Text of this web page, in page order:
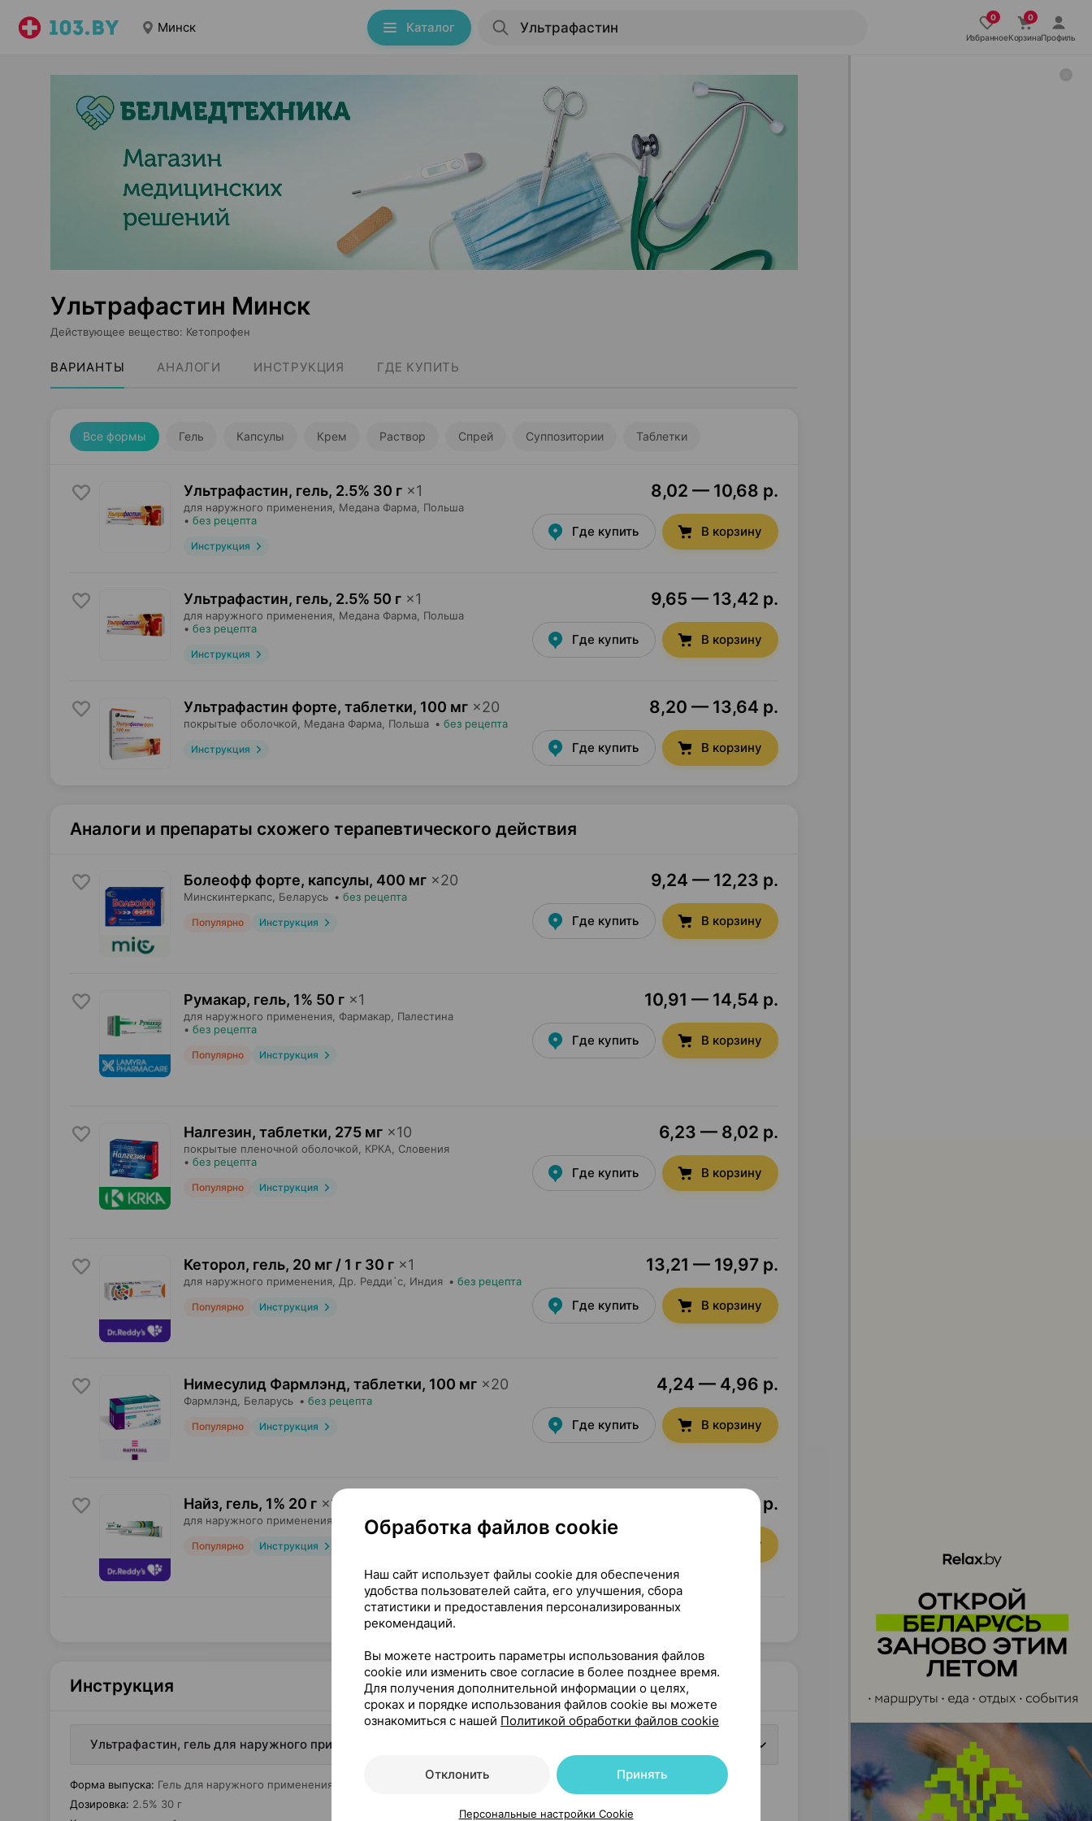
Минск Каталог
ИзбранноеКорзинаПрофиль
Ультрафастин Минск
Действующее вещество: Кетопрофен
ВАРИАНТЫ АНАЛОГИ ИНСТРУКЦИЯ ГДЕ КУПИТЬ
Все формы Гель Капсулы Крем Раствор Спрей Суппозитории Таблетки
Ультрафастин, гель, 2.5% 30 г ×1
для наружного применения, Медана Фарма , Польша
• без рецепта
Инструкция
8,02 — 10,68 р.
Где купить В корзину
Ультрафастин, гель, 2.5% 50 г ×1
для наружного применения, Медана Фарма , Польша
• без рецепта
Инструкция
9,65 — 13,42 р.
Где купить В корзину
Ультрафастин форте, таблетки, 100 мг ×20
покрытые оболочкой, Медана Фарма , Польша • без рецепта
Инструкция
8,20 — 13,64 р.
Где купить В корзину
Аналоги и препараты схожего терапевтического действия
Болеофф форте, капсулы, 400 мг ×20
Минскинтеркапс , Беларусь • без рецепта
Популярно Инструкция
9,24 — 12,23 р.
Где купить В корзину
Румакар, гель, 1% 50 г ×1
для наружного применения, Фармакар , Палестина
• без рецепта
Популярно Инструкция
10,91 — 14,54 р.
Где купить В корзину
Налгезин, таблетки, 275 мг ×10
покрытые пленочной оболочкой, КРКА , Словения
• без рецепта
Популярно Инструкция
6,23 — 8,02 р.
Где купить В корзину
Кеторол, гель, 20 мг / 1 г 30 г ×1
для наружного применения, Др. Редди`с , Индия • без рецепта
Популярно Инструкция
13,21 — 19,97 р.
Где купить В корзину
Нимесулид Фармлэнд, таблетки, 100 мг ×20
Фармлэнд , Беларусь • без рецепта
Популярно Инструкция
4,24 — 4,96 р.
Где купить В корзину
Найз, гель, 1% 20 г ×1
для наружного применения, Др. Редди`с , Индия без рецепта
Популярно Инструкция
10,86 — 16,02 р.
В корзину
Показать еще
Инструкция
Ультрафастин, гель для наружного применения, 2.5% 30 г ×1, Медана Фарма Польша
Форма выпуска: Гель для наружного применения
Дозировка: 2.5% 30 г
Обработка файлов cookie
Наш сайт использует файлы cookie для обеспечения
удобства пользователей сайта, его улучшения, сбора
статистики и предоставления персонализированных
рекомендаций.
Вы можете настроить параметры использования файлов
cookie или изменить свое согласие в более позднее время.
Для получения дополнительной информации о целях,
сроках и порядке использования файлов cookie вы можете
ознакомиться с нашей Политикой обработки файлов cookie
Отклонить Принять
Персональные настройки Cookie